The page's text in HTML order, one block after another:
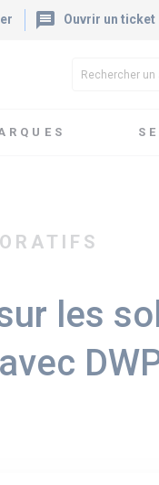
message Ouvrir un ticket
les